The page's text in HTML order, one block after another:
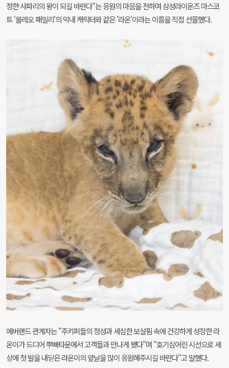
정한 사파리의 왕이 되길 바란다"는 응원의 마음을 전하며 삼성라이온즈 마스코
트 '블레오 패밀리'의 막내 캐릭터와 같은 '라온'이라는 이름을 직접 선물했다.
에버랜드 관계자는 "주키퍼들의 정성과 세심한 보살핌 속에 건강하게 성장한 라
온이가 드디어 뿌빠타운에서 고객들과 만나게 됐다"며 "호기심어린 시선으로 세
상에 첫 발을 내딛은 라온이의 앞날을 많이 응원해주시길 바란다"고 말했다.